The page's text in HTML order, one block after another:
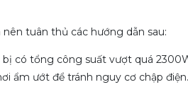
tuân thủ các hướng dẫn sau:
có tổng công suất vượt quá
ẩm ướt để tránh nguy cơ chập điện.